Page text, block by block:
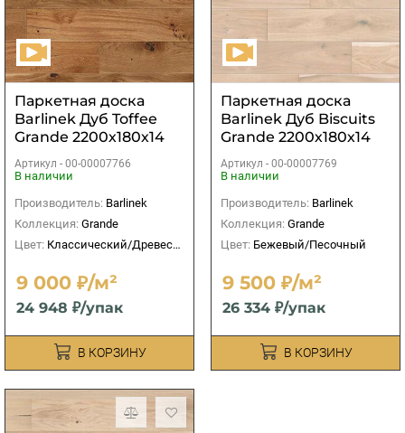
Паркетная доска
Barlinek Дуб Toffee
Grande 2200х180х14
Артикул - 00-00007766
В наличии
Производитель: Barlinek
Коллекция: Grande
Цвет: Классический/Древесный
9 000 ₽/м²
24 948 ₽/упак
В КОРЗИНУ
Паркетная доска
Barlinek Дуб Biscuits
Grande 2200х180х14
Артикул - 00-00007769
В наличии
Производитель: Barlinek
Коллекция: Grande
Цвет: Бежевый/Песочный
9 500 ₽/м²
26 334 ₽/упак
В КОРЗИНУ